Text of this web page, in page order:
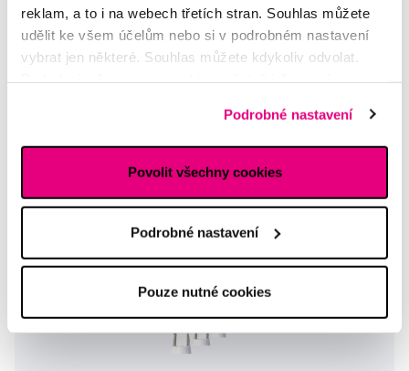
reklam, a to i na webech třetích stran. Souhlas můžete
udělit ke všem účelům nebo si v podrobném nastavení
vybrat jen některé. Souhlas můžete kdykoliv odvolat.
Podrobné nastavení
Povolit všechny cookies
Podrobné nastavení
Pouze nutné cookies
5,0/5 (14x)
Do košíku
Skladem > 5 ks